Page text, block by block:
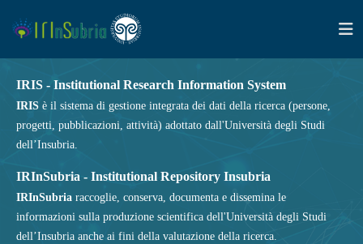
IRIS - Institutional Research Information System
IRIS è il sistema di gestione integrata dei dati della ricerca (persone,
progetti, pubblicazioni, attività) adottato dall'Università degli Studi
dell’Insubria.
IRInSubria - Institutional Repository Insubria
IRInSubria raccoglie, conserva, documenta e dissemina le
informazioni sulla produzione scientifica dell'Università degli Studi
dell’Insubria anche ai fini della valutazione della ricerca.